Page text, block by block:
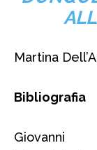
Martina
Bibliografia